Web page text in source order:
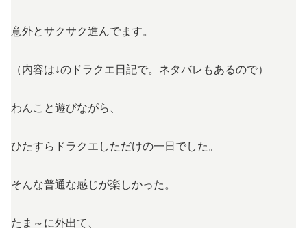
意外とサクサク進んでます。
（内容は↓のドラクエ日記で。ネタバレもあるので）
わんこと遊びながら、
ひたすらドラクエしただけの一日でした。
そんな普通な感じが楽しかった。
たま～に外出て、